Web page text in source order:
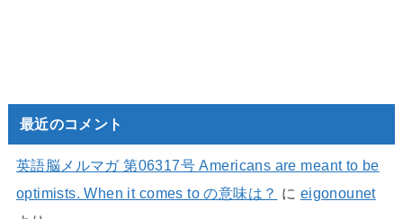
最近のコメント
英語脳メルマガ 第06317号 Americans are meant to be
optimists. When it comes to の意味は？ に eigonounet